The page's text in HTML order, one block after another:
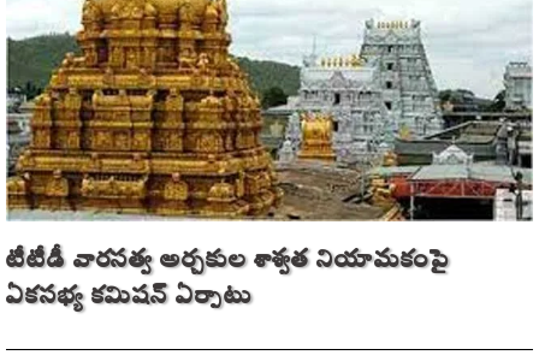
టీటీడీ వారసత్వ అర్చకుల శాశ్వత నియామకంపై
ఏకసభ్య కమిషన్ ఏర్పాటు